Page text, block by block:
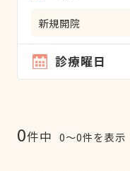
新規開院
診療曜日
0件中 0〜0件を表示